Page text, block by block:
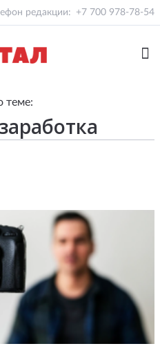
редакции: +7 700 978-78-54
теме: